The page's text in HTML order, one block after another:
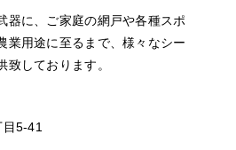
器に、ご家庭の網戸や各種スポ
業用途に至るまで、様々なシー
致しております。
5-41